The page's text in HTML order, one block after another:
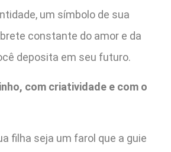
um símbolo de sua
constante do amor e da
deposita em seu futuro.
com criatividade e com o
filha seja um farol que a guie